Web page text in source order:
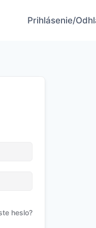
Prihlásenie/
heslo?